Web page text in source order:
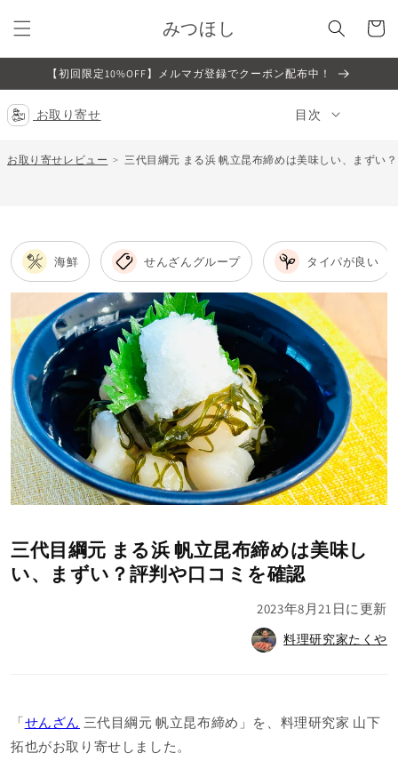
ンツに
進む
みつほし
ー
【初回限定10%OFF】メルマガ登録でクーポン配布中！
お取り寄せ 目次
お取り寄せレビュー 三代目綱元 まる浜 帆立昆布締めは美味しい、まずい
海鮮 せんざんグループ タイパが良い
三代目綱元 まる浜 帆立昆布締めは美味し
い、まずい？評判や口コミを確認
2023年8月21日に更新
料理研究家たくや
「せんざん 三代目綱元 帆立昆布締め」を、料理研究家 山下
拓也がお取り寄せしました。